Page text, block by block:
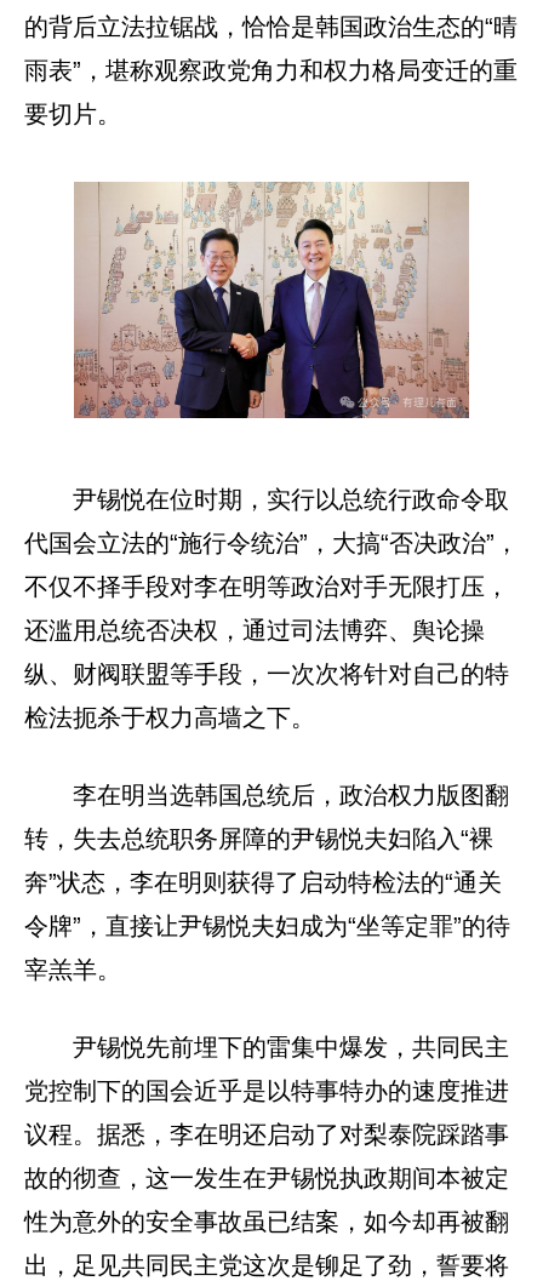
的背后立法拉锯战，恰恰是韩国政治生态的“晴
雨表”，堪称观察政党角力和权力格局变迁的重
要切片。
尹锡悦在位时期，实行以总统行政命令取
代国会立法的“施行令统治”，大搞“否决政治”，
不仅不择手段对李在明等政治对手无限打压，
还滥用总统否决权，通过司法博弈、舆论操
纵、财阀联盟等手段，一次次将针对自己的特
检法扼杀于权力高墙之下。
李在明当选韩国总统后，政治权力版图翻
转，失去总统职务屏障的尹锡悦夫妇陷入“裸
奔”状态，李在明则获得了启动特检法的“通关
令牌”，直接让尹锡悦夫妇成为“坐等定罪”的待
宰羔羊。
尹锡悦先前埋下的雷集中爆发，共同民主
党控制下的国会近乎是以特事特办的速度推进
议程。据悉，李在明还启动了对梨泰院踩踏事
故的彻查，这一发生在尹锡悦执政期间本被定
性为意外的安全事故虽已结案，如今却再被翻
出，足见共同民主党这次是铆足了劲，誓要将